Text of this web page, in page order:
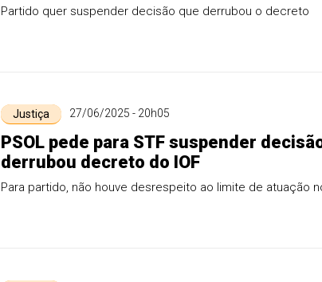
Partido quer suspender decisão que derrubou o decreto
Justiça 27/06/2025 - 20h05
PSOL pede para STF suspender
derrubou decreto do IOF
Para partido, não houve desrespeito ao limite de atuação